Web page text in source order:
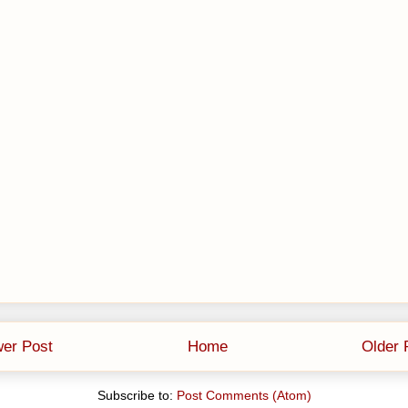
Post Older
Home
Subscribe to: Post Comments (Atom)